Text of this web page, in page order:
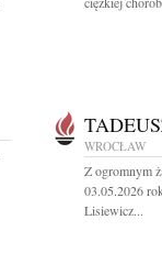
WROCŁAW
Z ogromnym
03.05.2026
Lisiewicz...